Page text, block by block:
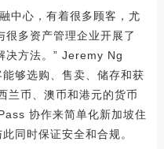
中心，有着很多顾客，尤
多资产管理企业开展了
决方法。” Jeremy Ng
够选购、售卖、储存和获
兰币、澳币和港元的货币
协作来简单化新加坡住
同时保证安全和合规。